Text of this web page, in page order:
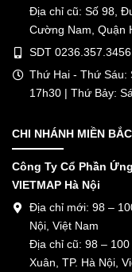
Địa chỉ cũ: Số 98,
Cường Nam, Quận
SDT 0236.357.3456
Thứ Hai - Thứ Sáu:
17h30 | Thứ Bảy:
CHI NHÁNH MIỀN BẮC
Công Ty Cổ Phần
VIETMAP Hà Nội
Địa chỉ mới: 98 –
Nội, Việt Nam
Địa chỉ cũ: 98 –
Xuân, TP. Hà Nội,